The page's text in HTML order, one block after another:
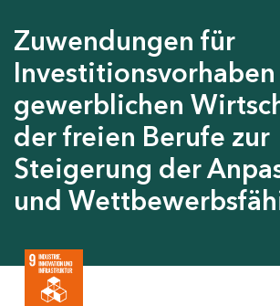
Zuwendungen für
gewerblichen
der freien Berufe zur
Steigerung der
und